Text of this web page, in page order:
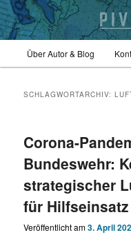
primären
springen
sekundären
springenpivotarea
HauptmenüÜber Autor & Blog
SCHLAGWORTARCHIV:
Corona-
Bundeswehr:
strategischer
für Hilfseinsatz
Veröffentlicht am3. April